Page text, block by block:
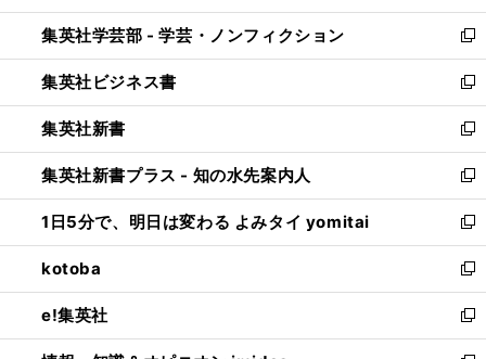
開
く
ウ
で
開
く
ン
ド
ウ
で
開
く
ウ
ィ
ン
ド
ウ
で
開
く
集英社学芸部 - 学芸・ノンフィクション
新
し
い
ウ
ィ
ン
ド
ウ
で
開
く
集英社ビジネス書
新
し
い
ウ
ィ
ン
ド
ウ
で
開
く
集英社新書
新
し
い
ウ
ィ
ン
ド
ウ
で
開
集英社新書プラス - 知の水先案内人
新
し
い
ウ
ィ
ン
ド
ウ
1日5分で、明日は変わる よみタイ yomitai
新
し
い
ウ
ィ
ン
kotoba
新
し
い
ウ
e!集英社
新
し